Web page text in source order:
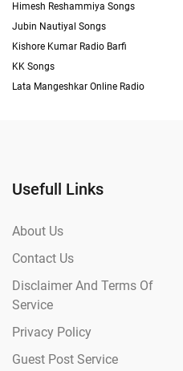
Himesh Reshammiya Songs
Jubin Nautiyal Songs
Kishore Kumar Radio Barfi
KK Songs
Lata Mangeshkar Online Radio
Usefull Links
About Us
Contact Us
Disclaimer And Terms Of
Service
Privacy Policy
Guest Post Service